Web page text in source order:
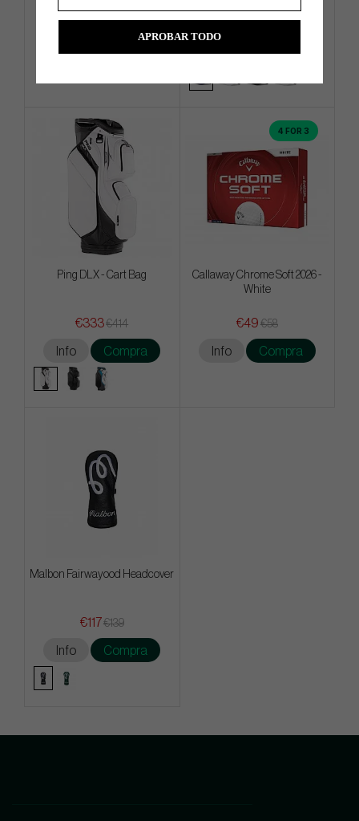
€180
Info Compra
€27
Info Compra
Ping DLX - Cart Bag
€333€414
Info Compra
4 FOR 3
Callaway Chrome Soft 2026 -
White
€49 €58
Info Compra
Malbon Fairwayood Headcover
€117€139
Info Compra
APROBAR TODO